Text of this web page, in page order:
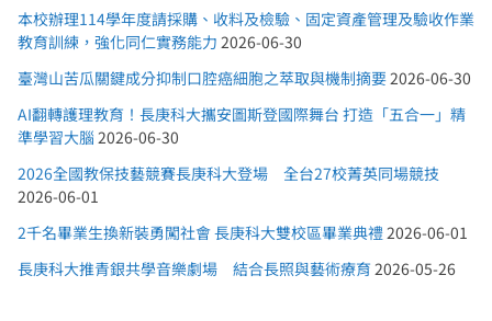
本校辦理114學年度請採購、收料及檢驗、固定資產管理及驗收作業
教育訓練，強化同仁實務能力 2026-06-30
臺灣山苦瓜關鍵成分抑制口腔癌細胞之萃取與機制摘要2026-06-30
AI翻轉護理教育！長庚科大攜安圖斯登國際舞台 打造「五合一」精
準學習大腦 2026-06-30
2026全國教保技藝競賽長庚科大登場 全台27校菁英同場競技
2026-06-01
2千名畢業生換新裝勇闖社會 長庚科大雙校區畢業典禮2026-06-01
長庚科大推青銀共學音樂劇場 結合長照與藝術療育 2026-05-26